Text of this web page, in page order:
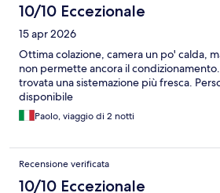
10/10 Eccezionale
15 apr 2026
Ottima colazione, camera un po' calda,
non permette ancora il
trovata una sistemazione più fresca.
disponibile
Paolo, viaggio di 2 notti
Recensione verificata
10/10 Eccezionale